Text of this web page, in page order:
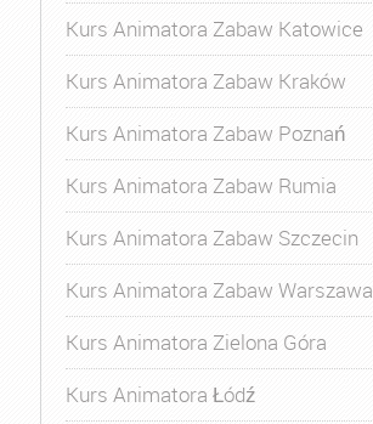
Kurs Animatora Zabaw Katowice
Kurs Animatora Zabaw Kraków
Kurs Animatora Zabaw Poznań
Kurs Animatora Zabaw Rumia
Kurs Animatora Zabaw Szczecin
Kurs Animatora Zabaw Warszawa
Kurs Animatora Zielona Góra
Kurs Animatora Łódź